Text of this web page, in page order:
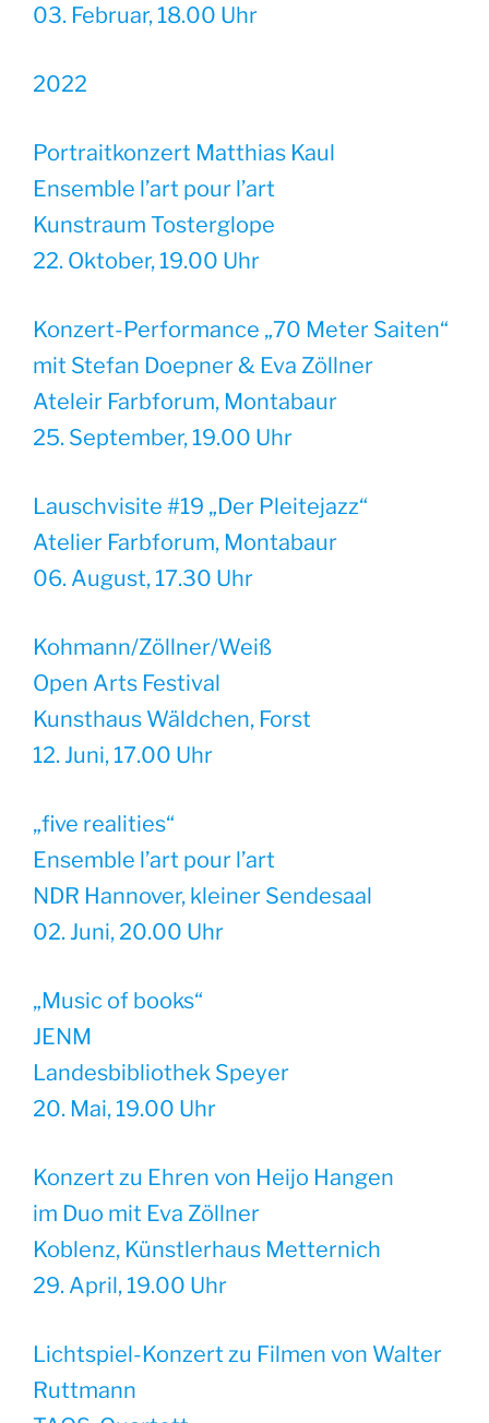
03. Februar, 18.00 Uhr
2022
Portraitkonzert Matthias Kaul
Ensemble l’art pour l’art
Kunstraum Tosterglope
22. Oktober, 19.00 Uhr
Konzert-Performance „70 Meter Saiten“
mit Stefan Doepner & Eva Zöllner
Ateleir Farbforum, Montabaur
25. September, 19.00 Uhr
Lauschvisite #19 „Der Pleitejazz“
Atelier Farbforum, Montabaur
06. August, 17.30 Uhr
Kohmann/Zöllner/Weiß
Open Arts Festival
Kunsthaus Wäldchen, Forst
12. Juni, 17.00 Uhr
„five realities“
Ensemble l’art pour l’art
NDR Hannover, kleiner Sendesaal
02. Juni, 20.00 Uhr
„Music of books“
JENM
Landesbibliothek Speyer
20. Mai, 19.00 Uhr
Konzert zu Ehren von Heijo Hangen
im Duo mit Eva Zöllner
Koblenz, Künstlerhaus Metternich
29. April, 19.00 Uhr
Lichtspiel-Konzert zu Filmen von Walter
Ruttmann